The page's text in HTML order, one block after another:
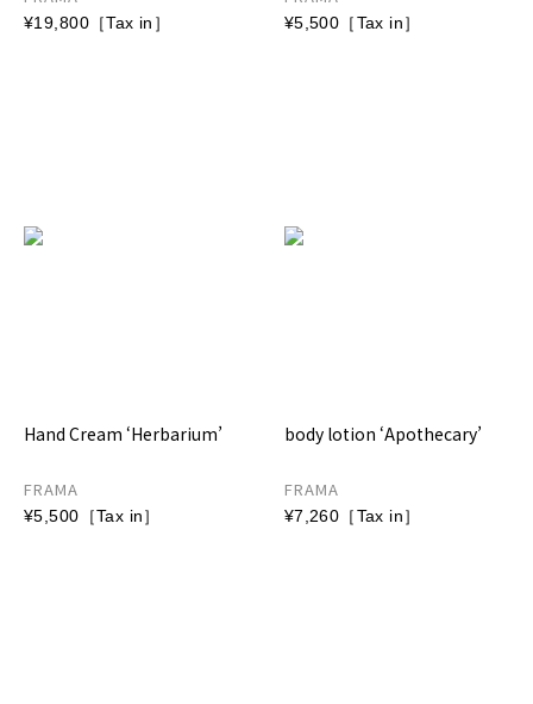
¥19,800［Tax in］ ¥5,500［Tax in］
Hand Cream ‘Herbarium’
FRAMA
¥5,500［Tax in］
body lotion ‘Apothecary’
FRAMA
¥7,260［Tax in］